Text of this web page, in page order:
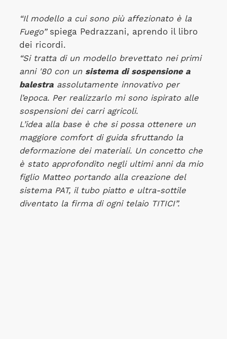
“Il modello a cui sono più affezionato è la
Fuego”spiega Pedrazzani, aprendo il libro
dei ricordi.
“Si tratta di un modello brevettato nei primi
anni '80 con un sistema di sospensione a
balestraassolutamente innovativo per
l’epoca. Per realizzarlo mi sono ispirato alle
sospensioni dei carri agricoli.
L’idea alla base è che si possa ottenere un
maggiore comfort di guida sfruttando la
deformazione dei materiali. Un concetto che
è stato approfondito negli ultimi anni da mio
figlio Matteo portando alla creazione del
sistema PAT, il tubo piatto e ultra-sottile
diventato la firma di ogni telaio TITICI”.